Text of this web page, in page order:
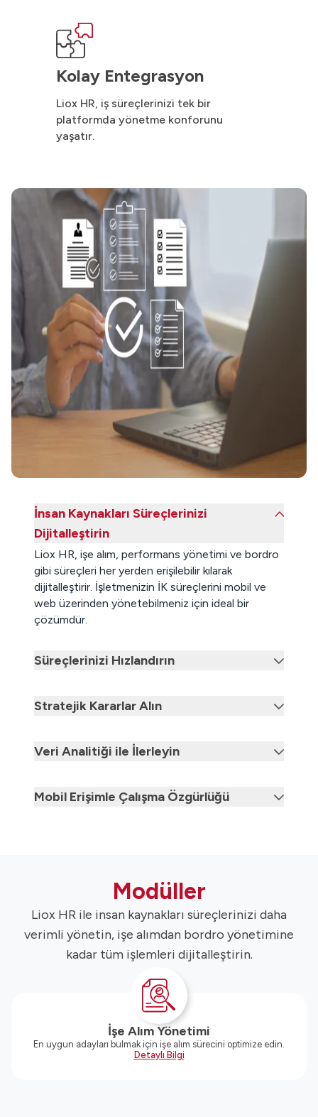
Kolay Entegrasyon
Liox HR, iş süreçlerinizi tek bir
platformda yönetme konforunu
yaşatır.
İnsan Kaynakları Süreçlerinizi
Dijitalleştirin
Liox HR, işe alım, performans yönetimi ve bordro
gibi süreçleri her yerden erişilebilir kılarak
dijitalleştirir. İşletmenizin İK süreçlerini mobil ve
web üzerinden yönetebilmeniz için ideal bir
çözümdür.
Süreçlerinizi Hızlandırın
Stratejik Kararlar Alın
Veri Analitiği ile İlerleyin
Mobil Erişimle Çalışma Özgürlüğü
Modüller
Liox HR ile insan kaynakları süreçlerinizi daha
verimli yönetin, işe alımdan bordro yönetimine
kadar tüm işlemleri dijitalleştirin.
İşe Alım Yönetimi
En uygun adayları bulmak için işe alım sürecini optimize edin.
Detaylı Bilgi